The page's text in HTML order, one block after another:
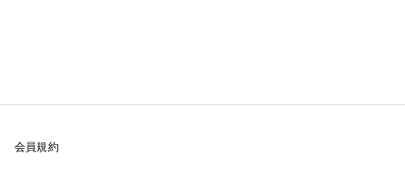
会員規約